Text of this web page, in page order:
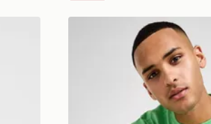
Lacoste Maglia Core